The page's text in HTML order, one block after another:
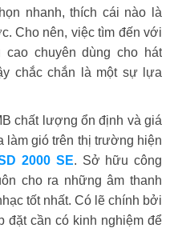
nhanh, thích cái nào là
Cho nên, việc tìm đến với
chuyên dùng cho hát
chắc chắn là một sự lựa
chất lượng ổn định và giá
làm gió trên thị trường hiện
2000 SE. Sở hữu công
cho ra những âm thanh
tốt nhất. Có lẽ chính bởi
đặt cần có kinh nghiệm để